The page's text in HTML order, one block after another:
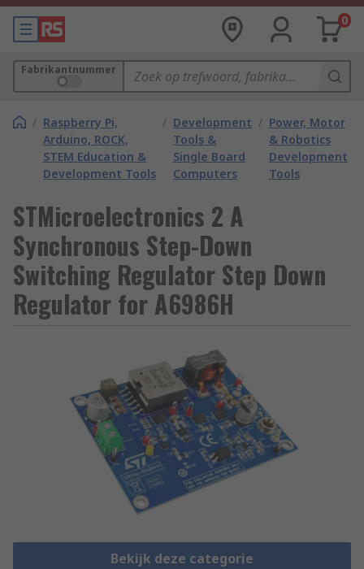
0
Fabrikantnummer
/ Raspberry Pi,
Arduino, ROCK,
STEM Education &
Development Tools
/ Development
Tools &
Single Board
Computers
/ Power, Motor
& Robotics
Development
Tools
STMicroelectronics 2 A
Synchronous Step-Down
Switching Regulator Step Down
Regulator for A6986H
Bekijk deze categorie